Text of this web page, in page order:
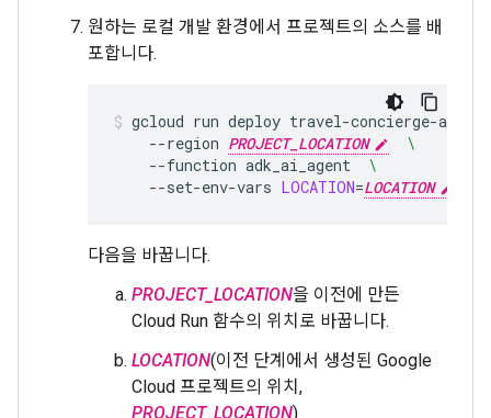
원하는 로컬 개발 환경에서 프로젝트의 소스를 배
포합니다.
gcloud run deploy travel-concierge-app
--region PROJECT_LOCATION
\
--function adk_ai_agent
\
--set-env-vars LOCATION=LOCATION
다음을 바꿉니다.
PROJECT_LOCATION을 이전에 만든
Cloud Run 함수의 위치로 바꿉니다.
LOCATION(이전 단계에서 생성된 Google
Cloud 프로젝트의 위치,
PROJECT_LOCATION)